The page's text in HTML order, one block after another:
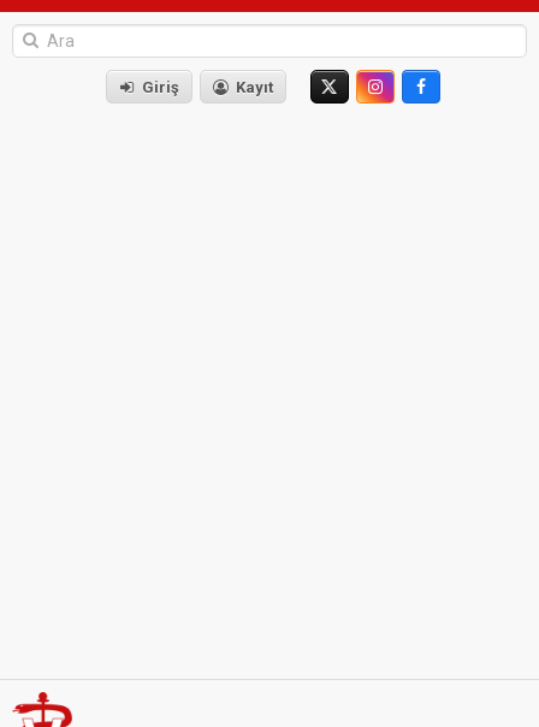
Giriş Kayıt